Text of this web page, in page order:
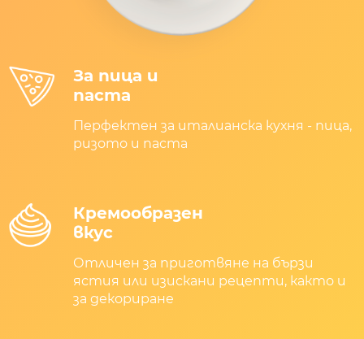
За пица и
паста
Перфектен за италианска кухня - пица,
ризото и паста
Кремообразен
вкус
Отличен за приготвяне на бързи
ястия или изискани рецепти, както и
за декориране